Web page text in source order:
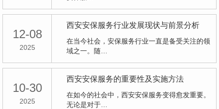
12-08
2025
西安安保服务行业发展现状与前景分析
在当今社会，安保服务行业一直是备受关注的领
域之一。随…
10-30
2025
西安安保服务的重要性及实施方法
在如今的社会中，西安安保服务变得愈发重要。
无论是对于…